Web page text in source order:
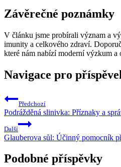
Závěrečné poznámky
V článku jsme probírali význam a
imunity a celkového zdraví.
které nám nabízí moderní výzkum
Navigace pro
Předchozí
Podrážděná slinivka: Příznaky a
Další
Glauberova sůl: Účinný pomocník
Podobné příspěvky